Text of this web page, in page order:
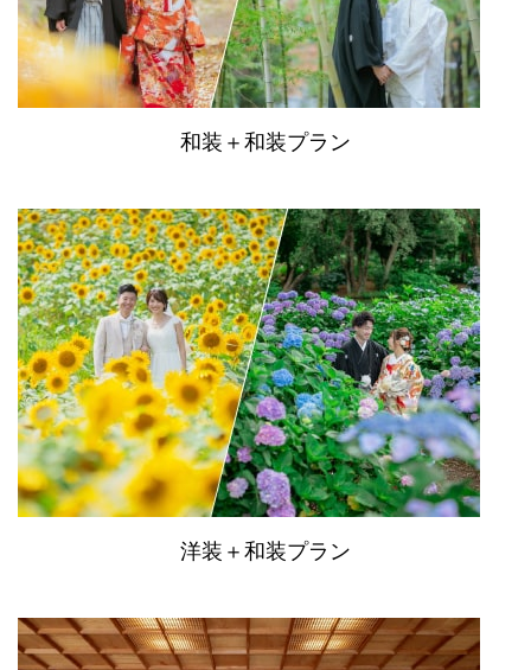
和装＋和装プラン
洋装＋和装プラン